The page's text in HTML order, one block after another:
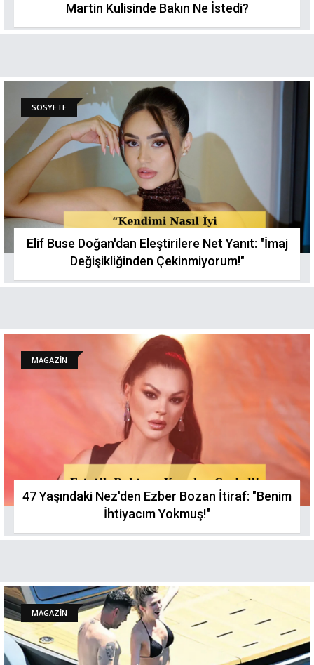
Martin Kulisinde Bakın Ne İstedi?
SOSYETE
Elif Buse Doğan'dan Eleştirilere Net Yanıt: "İmaj
Değişikliğinden Çekinmiyorum!"
MAGAZİN
47 Yaşındaki Nez'den Ezber Bozan İtiraf: "Benim
İhtiyacım Yokmuş!"
MAGAZİN